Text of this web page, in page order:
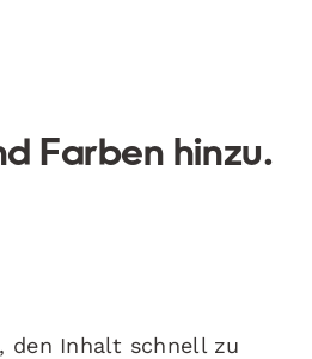
Farben hinzu.
den Inhalt schnell zu